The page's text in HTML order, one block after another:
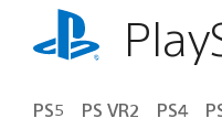
playstation.com
PS5 PS VR2 PS4